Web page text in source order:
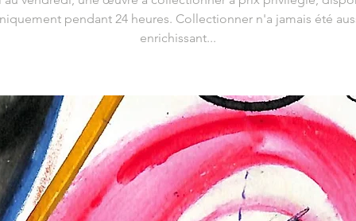
pendant 24 heures. Collectionner n'a jamais été
enrichissant...